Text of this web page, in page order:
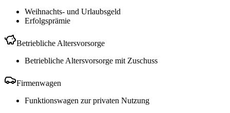
Weihnachts- und Urlaubsgeld
Erfolgsprämie
Betriebliche Altersvorsorge
Betriebliche Altersvorsorge mit Zuschuss
Firmenwagen
Funktionswagen zur privaten Nutzung